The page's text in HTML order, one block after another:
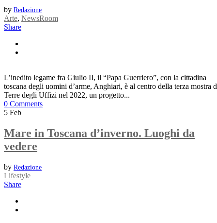
by Redazione
Arte, NewsRoom
Share
L’inedito legame fra Giulio II, il “Papa Guerriero”, con la cittadina
toscana degli uomini d’arme, Anghiari, è al centro della terza mostra
Terre degli Uffizi nel 2022, un progetto...
0 Comments
5 Feb
Mare in Toscana d’inverno. Luoghi da
vedere
by Redazione
Lifestyle
Share